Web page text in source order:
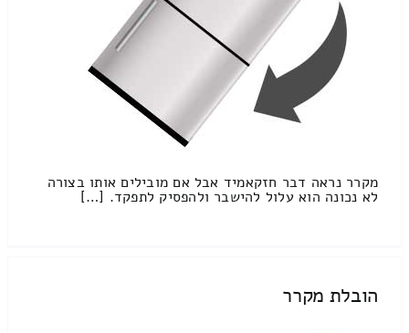
מקרר נראה דבר חזקאמיד אבל אם מובילים אותו בצורה
לא נכונה הוא עלול להישבר ולהפסיק לתפקד. […]
הובלת מקרר